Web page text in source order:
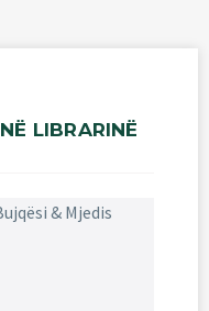
NË LIBRARINË